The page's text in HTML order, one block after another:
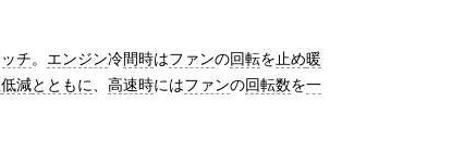
チ。 エンジン冷間時はファンの回転を止め暖
低減とともに、 高速時にはファンの回転数を一